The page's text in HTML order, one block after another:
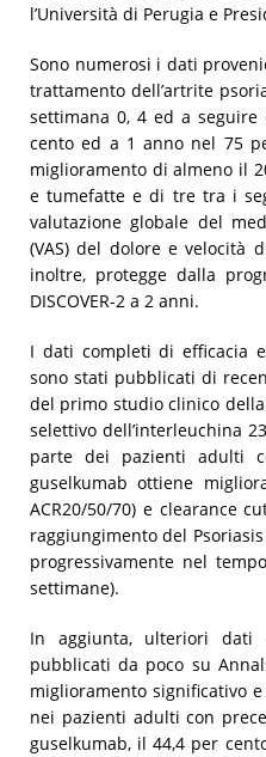
l’Università di Perugia e
Sono numerosi i dati
trattamento dell’artrite
settimana 0, 4 ed a
cento ed a 1 anno nel 75
miglioramento di almeno il
e tumefatte e di tre tra i
valutazione globale del
(VAS) del dolore e velocità
inoltre, protegge dalla
DISCOVER-2 a 2 anni.
I dati completi di efficacia
sono stati pubblicati di
del primo studio clinico
selettivo dell’interleuchina
parte dei pazienti adulti
guselkumab ottiene
ACR20/50/70) e clearance
raggiungimento del
progressivamente nel
settimane).
In aggiunta, ulteriori dati
pubblicati da poco su
miglioramento significativo
nei pazienti adulti con
guselkumab, il 44,4 per